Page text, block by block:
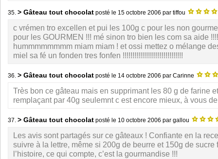
35. > Gâteau tout chocolat posté le 15 octobre 2006 par tiffou
c vrémen tro excellen et pui les 100g c pour les non
pour les GOURMEN !!! mé sinon tro bien les com sa aide
hummmmmmmm miam miam ! et ossi mettez o mélange
miel sa fé un fonden tres fonfen !!!!!!!!!!!!!!!!!!!!!!!!!!!!!!!
36. > Gâteau tout chocolat posté le 14 octobre 2006 par Carinne
Très bon ce gâteau mais en supprimant les 80 g de farine
remplaçant par 40g seulemnt c est encore mieux, à vous
37. > Gâteau tout chocolat posté le 10 octobre 2006 par gallou
Les avis sont partagés sur ce gâteaux ! Confiante en la
suivre à la lettre, même si 200g de beurre et 150g de sucre
l’histoire, ce qui compte, c’est la gourmandise !!!